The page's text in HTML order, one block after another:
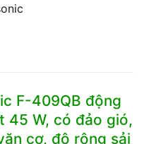
F-409QB động
45 W, có đảo gió,
cơ, độ rộng sải